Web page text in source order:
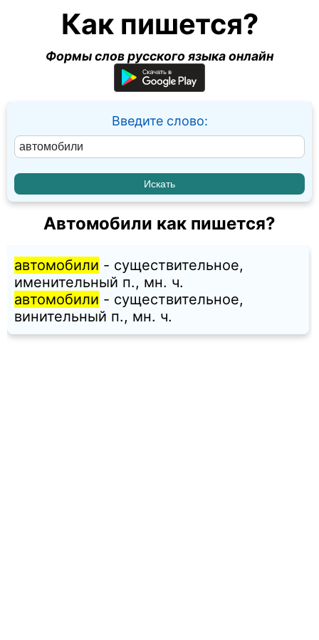
Как пишется?
Формы слов русского языка онлайн
Введите слово:
Автомобили как пишется?
автомобили - существительное,
именительный п., мн. ч.
автомобили - существительное,
винительный п., мн. ч.